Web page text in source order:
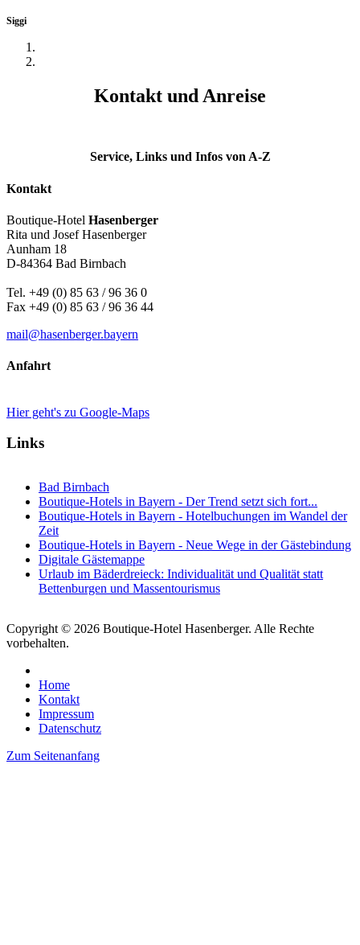
Siggi
Kontakt und Anreise
Service, Links und Infos von A-Z
Kontakt
Boutique-Hotel Hasenberger
Rita und Josef Hasenberger
Aunham 18
D-84364 Bad Birnbach
Tel. +49 (0) 85 63 / 96 36 0
Fax +49 (0) 85 63 / 96 36 44
mail@hasenberger.bayern
Anfahrt
Hier geht's zu Google-Maps
Links
Bad Birnbach
Boutique-Hotels in Bayern - Der Trend setzt sich fort...
Boutique-Hotels in Bayern - Hotelbuchungen im Wandel der
Zeit
Boutique-Hotels in Bayern - Neue Wege in der Gästebindung
Digitale Gästemappe
Urlaub im Bäderdreieck: Individualität und Qualität statt
Bettenburgen und Massentourismus
Copyright © 2026 Boutique-Hotel Hasenberger. Alle Rechte
vorbehalten.
Home
Kontakt
Impressum
Datenschutz
Zum Seitenanfang